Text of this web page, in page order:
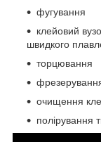
фугування
клейовий
швидкого
торцювання
фрезерування
очищення
полірування